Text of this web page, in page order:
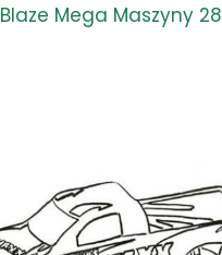
Blaze Mega Maszyny 28